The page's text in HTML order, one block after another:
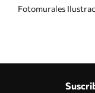
Fotomurales